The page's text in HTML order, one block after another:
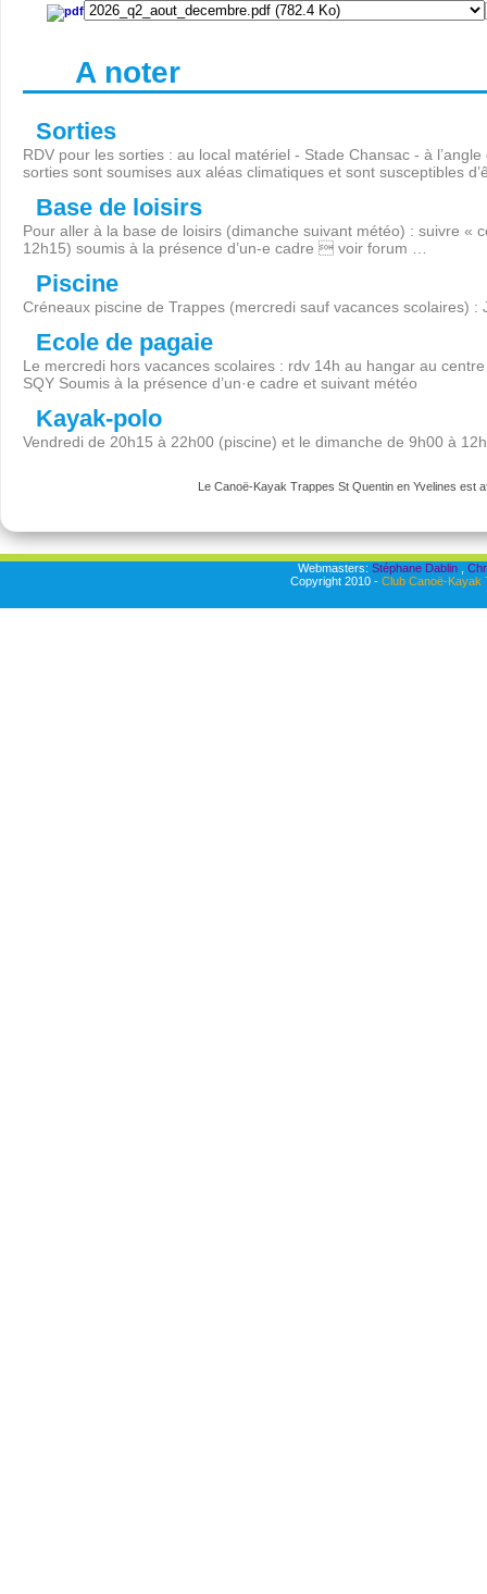
A noter
Sorties
RDV pour les sorties : au local matériel - Stade Chansac - à
sorties sont soumises aux aléas climatiques et sont susceptibles
Base de loisirs
Pour aller à la base de loisirs (dimanche suivant météo) : suivre
12h15) soumis à la présence d’un-e cadre  voir forum …
Piscine
Créneaux piscine de Trappes (mercredi sauf vacances scolaires)
Ecole de pagaie
Le mercredi hors vacances scolaires : rdv 14h au hangar au
SQY Soumis à la présence d’un·e cadre et suivant météo
Kayak-polo
Vendredi de 20h15 à 22h00 (piscine) et le dimanche de 9h00 à
Le Canoë-Kayak Trappes St Quentin en Yvelines est
Webmasters: Stéphane Dablin,
Copyright 2010 - Club Canoë-Kayak